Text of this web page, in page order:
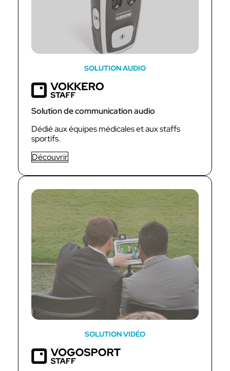
SOLUTION AUDIO
Solution de communication audio
Dédié aux équipes médicales et aux staffs
sportifs.
Découvrir
SOLUTION VIDÉO